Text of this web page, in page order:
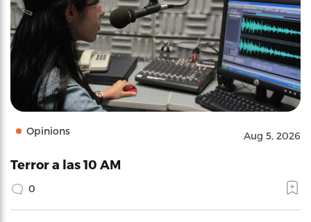
Opinions Aug 5, 2026
Terror a las 10 AM
0